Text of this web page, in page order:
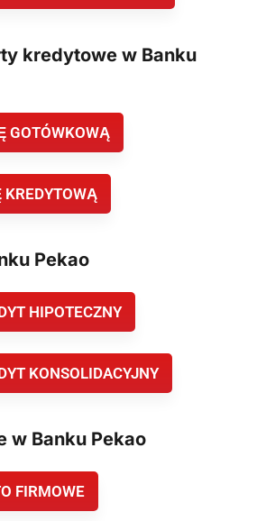
kredytowe w Banku
GOTÓWKOWĄ
Pekao
HIPOTECZNY
KONSOLIDACYJNY
w Banku Pekao
FIRMOWE